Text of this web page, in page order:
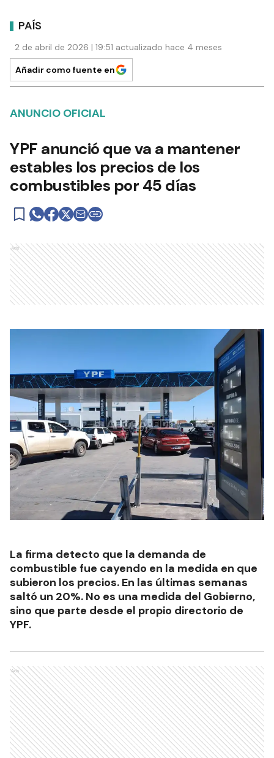
PAÍS
2 de abril de 2026 | 19:51 actualizado hace 4 meses
Añadir como fuente en
ANUNCIO OFICIAL
YPF anunció que va a mantener
estables los precios de los
combustibles por 45 días
Ads
La firma detecto que la demanda de
combustible fue cayendo en la medida en que
subieron los precios. En las últimas semanas
saltó un 20%. No es una medida del Gobierno,
sino que parte desde el propio directorio de
YPF.
Ads